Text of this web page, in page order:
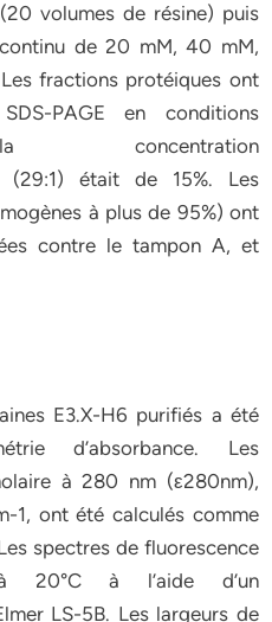
volumes de résine) puis
de 20 mM, 40 mM,
fractions protéiques ont
PAGE en conditions
concentration
(29:1) était de 15%. Les
à plus de 95%) ont
contre le tampon A, et
E3.X-H6 purifiés a été
d’absorbance. Les
à 280 nm (ε280nm),
1, ont été calculés comme
spectres de fluorescence
20°C à l’aide d’un
LS-5B. Les largeurs de